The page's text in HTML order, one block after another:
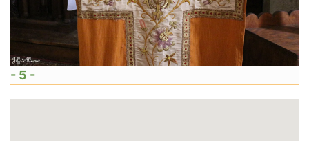
- 5 -